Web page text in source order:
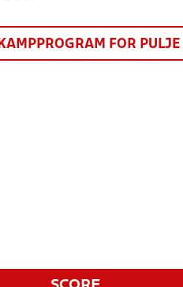
KAMPPROGRAM FOR PULJE